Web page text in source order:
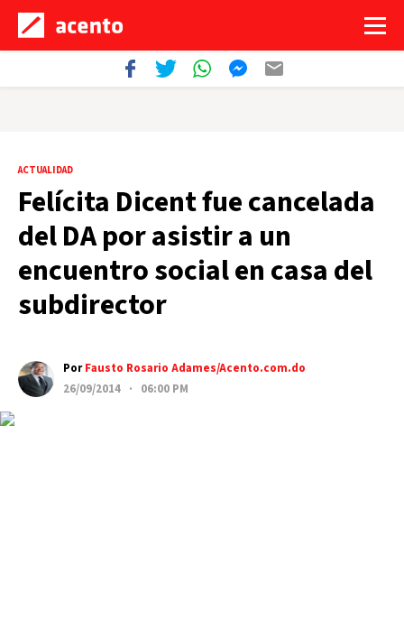
ACTUALIDAD
Felícita Dicent fue cancelada
del DA por asistir a un
encuentro social en casa del
subdirector
PorFausto Rosario Adames/Acento.com.do
26/09/2014 · 06:00 PM